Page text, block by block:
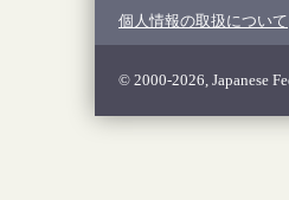
個人情報の取扱について
© 2000-2026, Japanese